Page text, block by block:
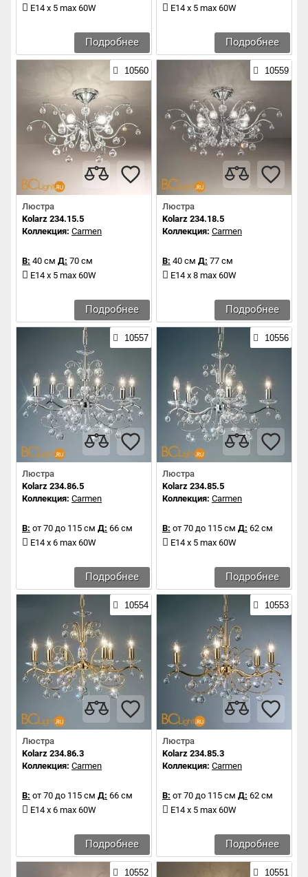
E14 x 5 max 60W
Подробнее
E14 x 5 max 60W
Подробнее
10560
Люстра
Kolarz 234.15.5
Коллекция: Carmen
В: 40 см Д: 70 см
E14 x 5 max 60W
Подробнее
10559
Люстра
Kolarz 234.18.5
Коллекция: Carmen
В: 40 см Д: 77 см
E14 x 8 max 60W
Подробнее
10557
Люстра
Kolarz 234.86.5
Коллекция: Carmen
В: от 70 до 115 см Д: 66 см
E14 x 6 max 60W
Подробнее
10556
Люстра
Kolarz 234.85.5
Коллекция: Carmen
В: от 70 до 115 см Д: 62 см
E14 x 5 max 60W
Подробнее
10554
Люстра
Kolarz 234.86.3
Коллекция: Carmen
В: от 70 до 115 см Д: 66 см
E14 x 6 max 60W
Подробнее
10553
Люстра
Kolarz 234.85.3
Коллекция: Carmen
В: от 70 до 115 см Д: 62 см
E14 x 5 max 60W
Подробнее
10552 10551